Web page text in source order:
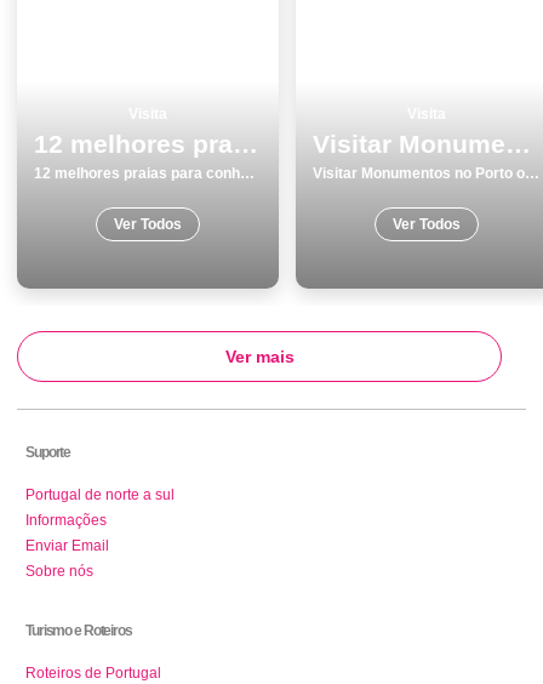
12 melhores praias para conhecer
12 melhores praias para conhecer
Ver Todos
Visitar Monumentos no Porto os 25 melhores locais para conhecer
Visitar Monumentos no Porto os 25 melhores locais para conhecer
Ver Todos
Ver mais
Suporte
Portugal de norte a sul
Informações
Enviar Email
Sobre nós
Turismo e Roteiros
Roteiros de Portugal